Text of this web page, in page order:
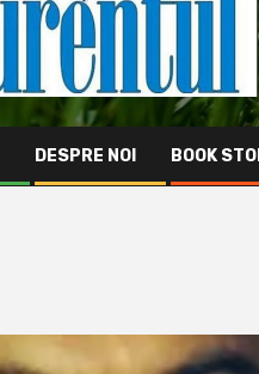
DESPRE NOI BOOK